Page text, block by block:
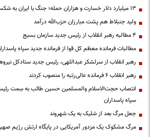
۱۳ میلیارد دلار خسارت و هزاران حمله؛ جنگ با ایران به شکست بزرگ ترامپ تبدیل شد
ولید جنبلاط هم پشت مبارزان حزب‌الله درآمد
۴ مطالبه رهبر انقلاب از رئیس جدید سازمان بسیج
مطالبات فرمانده معظم کل قوا از فرمانده جدید سپاه
رهبر انقلاب از سرلشکر عبداللهی، رئیس جدید ستادکل
رهبر انقلاب ۶ فرمانده عالی‌رتبه را منصوب کردند
انتصاب حجت‌الاسلام ‌والمسلمین حسین طائب به سِمت
سپاه پاسداران
جعل مرگ بعد از شلیک به یک شهروند
مرگ مشکوک یک مزدور آمریکایی در پایگاه ارتش رژیم